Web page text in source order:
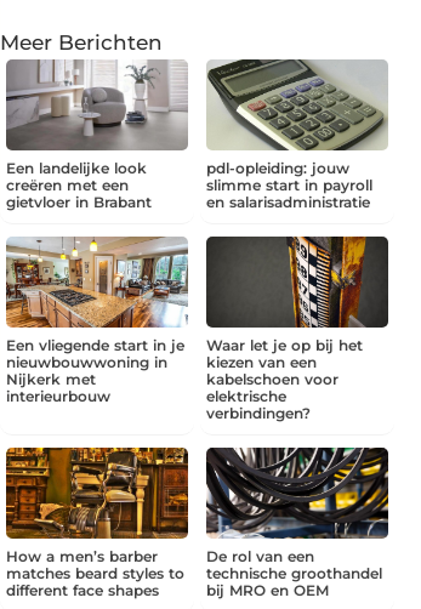
Meer Berichten
Een landelijke look
creëren met een
gietvloer in Brabant
pdl-opleiding: jouw
slimme start in payroll
en salarisadministratie
Een vliegende start in je
nieuwbouwwoning in
Nijkerk met
interieurbouw
Waar let je op bij het
kiezen van een
kabelschoen voor
elektrische
verbindingen?
How a men’s barber
matches beard styles to
different face shapes
De rol van een
technische groothandel
bij MRO en OEM